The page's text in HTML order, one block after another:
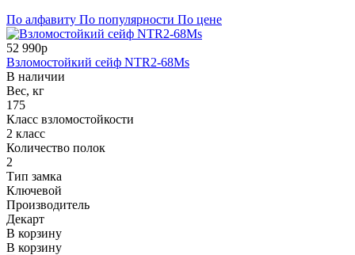
По алфавиту По популярности По цене
52 990р
Взломостойкий сейф NTR2-68Ms
В наличии
Вес, кг
175
Класс взломостойкости
2 класс
Количество полок
2
Тип замка
Ключевой
Производитель
Декарт
В корзину
В корзину